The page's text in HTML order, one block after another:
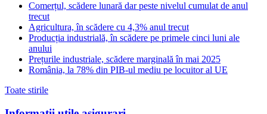
Comerțul, scădere lunară dar peste nivelul cumulat de anul
trecut
Agricultura, în scădere cu 4,3% anul trecut
Producția industrială, în scădere pe primele cinci luni ale
anului
Prețurile industriale, scădere marginală în mai 2025
România, la 78% din PIB-ul mediu pe locuitor al UE
Toate stirile